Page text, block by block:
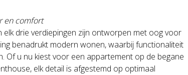
en comfort
elk drie verdiepingen zijn ontworpen met oog voor
benadrukt modern wonen, waarbij functionaliteit
Of u nu kiest voor een appartement op de begane
elk detail is afgestemd op optimaal